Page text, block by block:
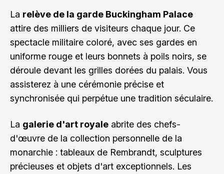
La relève de la garde Buckingham Palace
attire des milliers de visiteurs chaque jour. Ce
spectacle militaire coloré, avec ses gardes en
uniforme rouge et leurs bonnets à poils noirs, se
déroule devant les grilles dorées du palais. Vous
assisterez à une cérémonie précise et
synchronisée qui perpétue une tradition séculaire.
La galerie d'art royale abrite des chefs-
d'œuvre de la collection personnelle de la
monarchie : tableaux de Rembrandt, sculptures
précieuses et objets d'art exceptionnels. Les